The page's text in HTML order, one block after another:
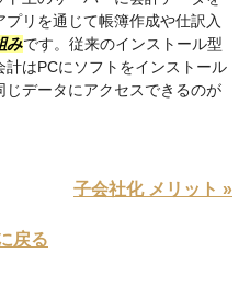
リを通じて帳簿作成や仕訳入
みです。従来のインストール型
はPCにソフトをインストール
データにアクセスできるのが
子会社化 メリット »
戻る